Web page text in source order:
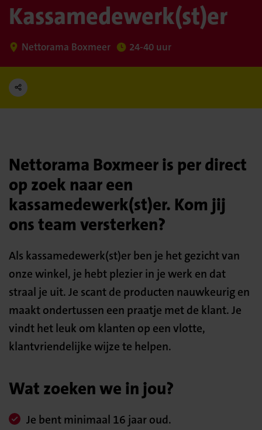
Kassamedewerk(st)er
Nettorama Boxmeer 24-40 uur
Nettorama Boxmeer is per direct
op zoek naar een
kassamedewerk(st)er. Kom jij
ons team versterken?
Als kassamedewerk(st)er ben je het gezicht van
onze winkel, je hebt plezier in je werk en dat
straal je uit. Je scant de producten nauwkeurig en
maakt ondertussen een praatje met de klant. Je
vindt het leuk om klanten op een vlotte,
klantvriendelijke wijze te helpen.
Wat zoeken we in jou?
Je bent minimaal 16 jaar oud.